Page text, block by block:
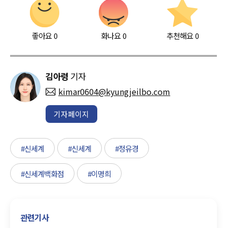
좋아요0 화나요0 추천해요 0
김아령 기자
kimar0604@kyungjeilbo.com
기자페이지
#신세계 #신세계 #정유경
#신세계백화점 #이명희
관련기사